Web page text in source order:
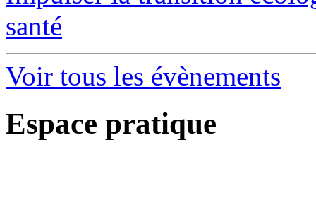
santé
Voir tous les évènements
Espace pratique